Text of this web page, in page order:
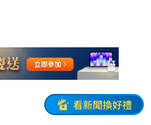
看新聞換好禮